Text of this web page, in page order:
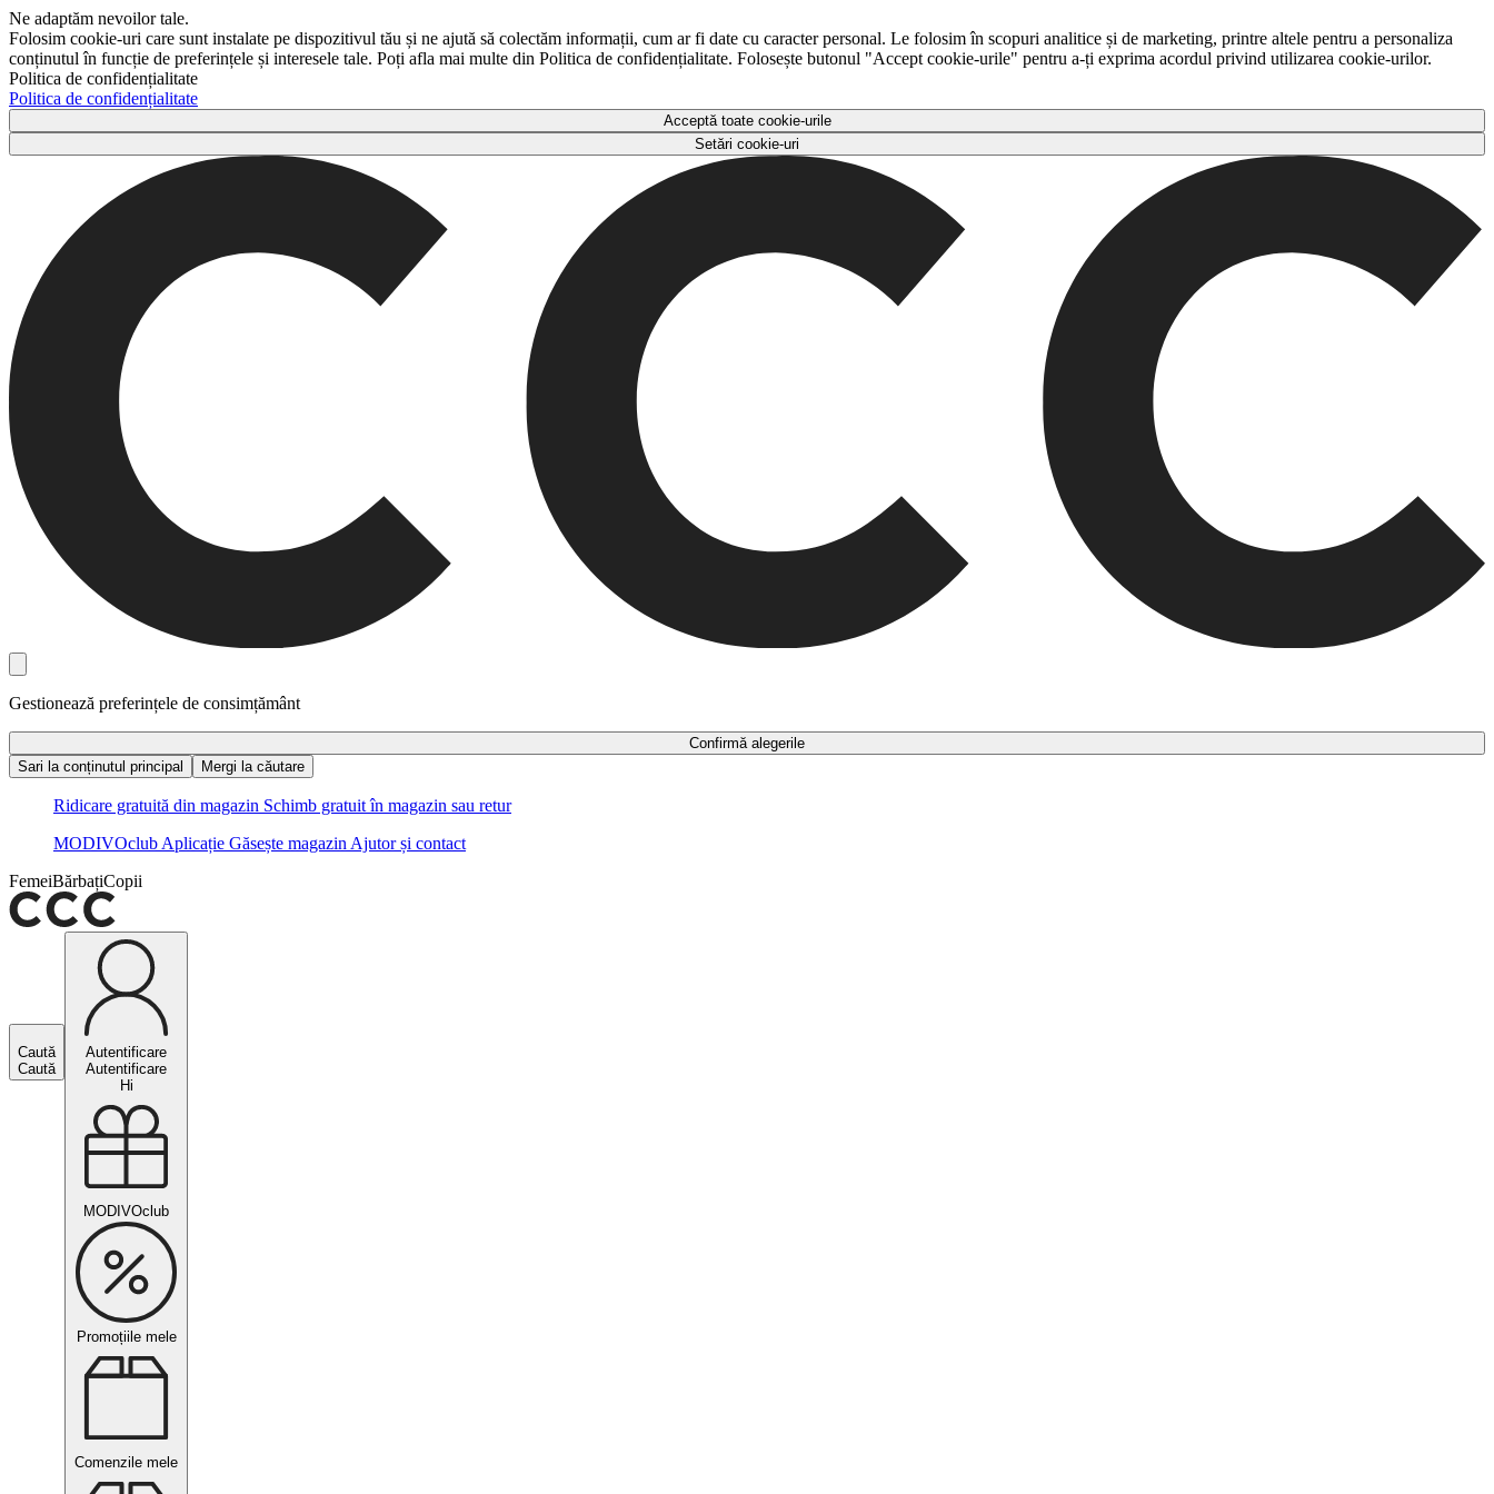
Ne adaptăm nevoilor tale.
Folosim cookie-uri care sunt instalate pe dispozitivul tău și ne ajută să colectăm informații, cum ar fi date cu caracter personal. Le folosim în scopuri analitice și de marketing, printre altele pentru a personaliza
conținutul în funcție de preferințele și interesele tale. Poți afla mai multe din Politica de confidențialitate. Folosește butonul "Accept cookie-urile" pentru a-ți exprima acordul privind utilizarea cookie-urilor.
Politica de confidențialitate
Politica de confidențialitate
Acceptă toate cookie-urile
Setări cookie-uri
Gestionează preferințele de consimțământ
Confirmă alegerile
Sari la conținutul principal
Mergi la căutare
Ridicare gratuită din magazin Schimb gratuit în magazin sau retur
MODIVOclub Aplicație Găsește magazin Ajutor și contact
FemeiBărbațiCopii
Caută
Caută
Autentificare
Autentificare
Hi
MODIVOclub
Promoțiile mele
Comenzile mele